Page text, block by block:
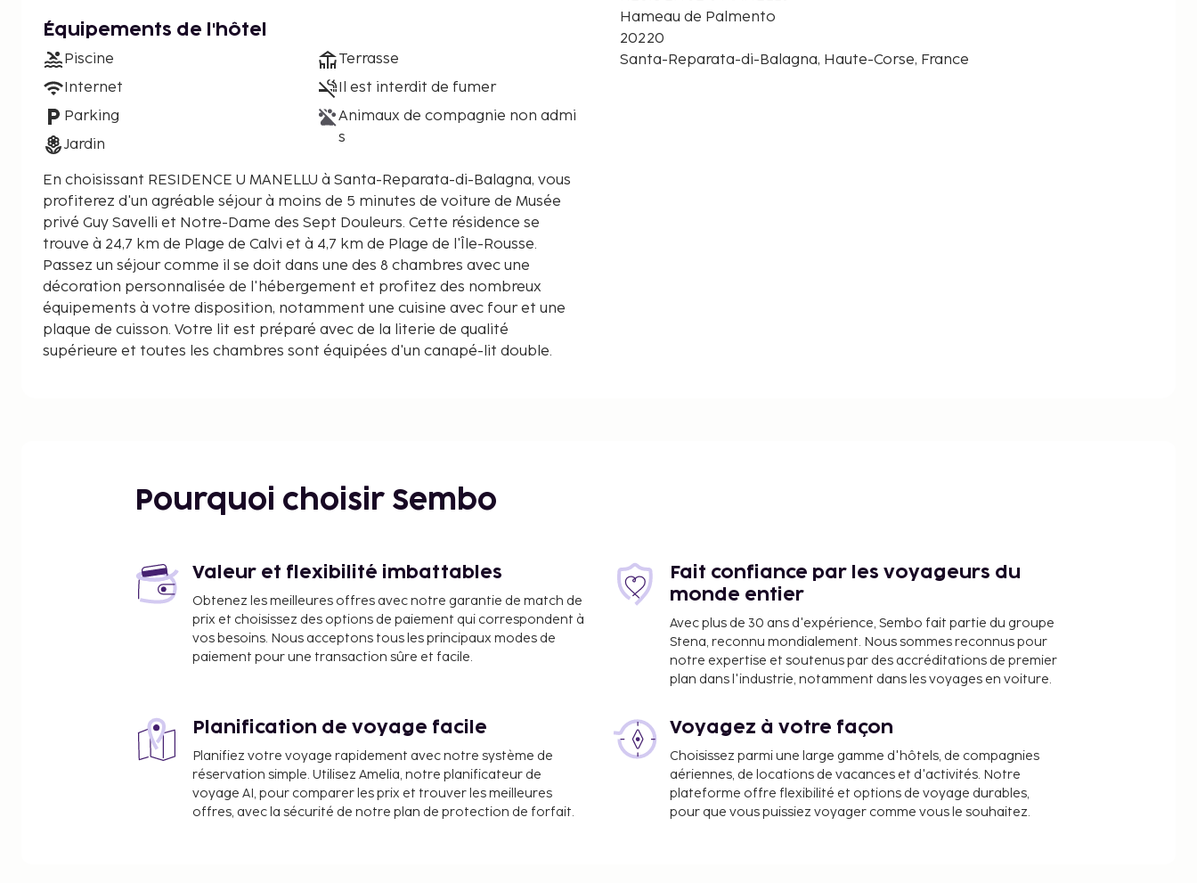
Équipements de l'hôtel
Piscine
Internet
Parking
Jardin
Terrasse
Il est interdit de fumer
Animaux de compagnie non admi
s
En choisissant RESIDENCE U MANELLU à Santa-Reparata-di-Balagna, vous
profiterez d'un agréable séjour à moins de 5 minutes de voiture de Musée
privé Guy Savelli et Notre-Dame des Sept Douleurs. Cette résidence se
trouve à 24,7 km de Plage de Calvi et à 4,7 km de Plage de l'Île-Rousse.
Passez un séjour comme il se doit dans une des 8 chambres avec une
décoration personnalisée de l'hébergement et profitez des nombreux
équipements à votre disposition, notamment une cuisine avec four et une
plaque de cuisson. Votre lit est préparé avec de la literie de qualité
supérieure et toutes les chambres sont équipées d'un canapé-lit double.
Notre-Dame des Sept Douleurs - 3,1 km
Église paroissiale - 4,3 km
Plage de l'Île-Rousse - 4,7 km
Parc de Saleccia - 4,7 km
Port de L'Ile-Rousse - 5,6 km
Île de la Pietra - 5,9 km
Phare de l'Île-Rousse - 6 km
Sant'Ambroggio - 15,8 km
Ruines du village d’Occi - 16,8 km
Plage de l'Ostriconi - 18,5 km
Les aéroports les plus proches de l'hébergement sont :
Aéroport de Calvi Sainte Catherine (CLY) - 26,7 km
Hameau de Palmento
20220
Santa-Reparata-di-Balagna, Haute-Corse, France
Pourquoi choisir Sembo
Valeur et flexibilité imbattables
Obtenez les meilleures offres avec notre garantie de match de
prix et choisissez des options de paiement qui correspondent à
vos besoins. Nous acceptons tous les principaux modes de
paiement pour une transaction sûre et facile.
Fait confiance par les voyageurs du
monde entier
Avec plus de 30 ans d'expérience, Sembo fait partie du groupe
Stena, reconnu mondialement. Nous sommes reconnus pour
notre expertise et soutenus par des accréditations de premier
plan dans l'industrie, notamment dans les voyages en voiture.
Planification de voyage facile
Planifiez votre voyage rapidement avec notre système de
réservation simple. Utilisez Amelia, notre planificateur de
voyage AI, pour comparer les prix et trouver les meilleures
offres, avec la sécurité de notre plan de protection de forfait.
Voyagez à votre façon
Choisissez parmi une large gamme d'hôtels, de compagnies
aériennes, de locations de vacances et d'activités. Notre
plateforme offre flexibilité et options de voyage durables,
pour que vous puissiez voyager comme vous le souhaitez.